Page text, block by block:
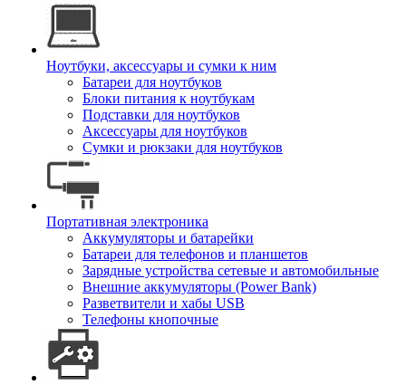
Ноутбуки, аксессуары и сумки к ним
Батареи для ноутбуков
Блоки питания к ноутбукам
Подставки для ноутбуков
Аксессуары для ноутбуков
Сумки и рюкзаки для ноутбуков
Портативная электроника
Аккумуляторы и батарейки
Батареи для телефонов и планшетов
Зарядные устройства сетевые и автомобильные
Внешние аккумуляторы (Power Bank)
Разветвители и хабы USB
Телефоны кнопочные